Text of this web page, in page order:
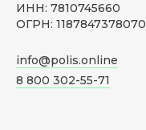
ИНН: 7810745660
ОГРН: 1187847378070
info@polis.online
8 800 302-55-71